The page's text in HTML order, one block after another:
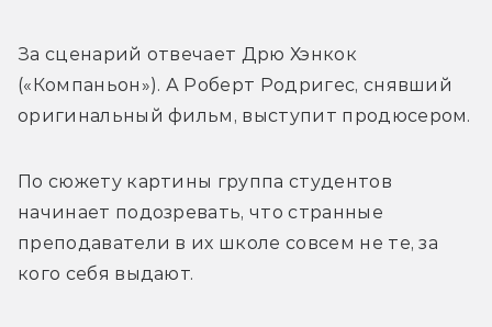
За сценарий отвечает Дрю Хэнкок
(«Компаньон»). А Роберт Родригес, снявший
оригинальный фильм, выступит продюсером.
По сюжету картины группа студентов
начинает подозревать, что странные
преподаватели в их школе совсем не те, за
кого себя выдают.